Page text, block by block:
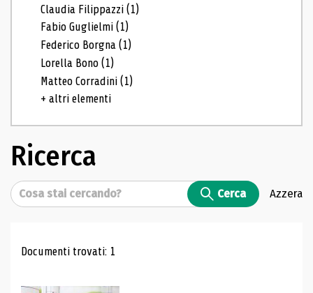
Claudia Filippazzi(1)
Fabio Guglielmi(1)
Federico Borgna(1)
Lorella Bono(1)
Matteo Corradini(1)
+ altri elementi
Ricerca
Cerca Cerca Azzera
Risultati di ricerca
Documenti trovati: 1